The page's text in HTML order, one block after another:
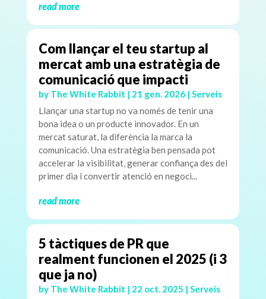
read more
Com llançar el teu startup al
mercat amb una estratègia de
comunicació que impacti
by The White Rabbit | 21 gen. 2026| Serveis
Llançar una startup no va només de tenir una
bona idea o un producte innovador. En un
mercat saturat, la diferència la marca la
comunicació. Una estratègia ben pensada pot
accelerar la visibilitat, generar confiança des del
primer dia i convertir atenció en negoci...
read more
5 tàctiques de PR que
realment funcionen el 2025 (i 3
que ja no)
by The White Rabbit | 22 oct. 2025 | Serveis